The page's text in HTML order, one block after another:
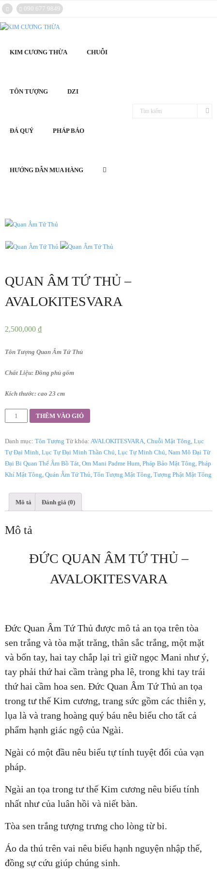
090 677 9849
KIM CƯƠNG THỪA CHUỖI
TÔN TƯỢNG DZI
ĐÁ QUÝ PHÁP BẢO
HƯỚNG DẪN MUA HÀNG
QUAN ÂM TỨ THỦ –
AVALOKITESVARA
2,500,000 ₫
Tôn Tượng Quan Âm Tứ Thủ
Chất Liệu: Đồng phủ gốm
Kích thước: cao 23 cm
THÊM VÀO GIỎ
Danh mục: Tôn Tượng Từ khóa: AVALOKITESVARA, Chuỗi Mật Tông, Lục
Tự Đại Minh, Lục Tự Đại Minh Thần Chú, Lục Tự Minh Chú, Nam Mô Đại Từ
Đại Bi Quan Thế Âm Bồ Tát, Om Mani Padme Hum, Pháp Bảo Mật Tông, Pháp
Khí Mật Tông, Quán Âm Tứ Thủ, Tôn Tượng Mật Tông, Tượng Phật Mật Tông
Mô tả Đánh giá (0)
Mô tả
ĐỨC QUAN ÂM TỨ THỦ –
AVALOKITESVARA
Đức Quan Âm Tứ Thủ được mô tả an tọa trên tòa
sen trắng và tòa mặt trăng, thân sắc trắng, một mặt
và bốn tay, hai tay chắp lại trì giữ ngọc Mani như ý,
tay phải thứ hai cầm tràng pha lê, trong khi tay trái
thứ hai cầm hoa sen. Đức Quan Âm Tứ Thủ an tọa
trong tư thế Kim cương, trang sức gồm các thiên y,
lụa là và trang hoàng quý báu nêu biểu cho tất cả
phẩm hạnh giác ngộ của Ngài.
Ngài có một đầu nêu biểu tự tính tuyệt đối của vạn
pháp.
Ngài an tọa trong tư thế Kim cương nêu biểu tính
nhất như của luân hồi và niết bàn.
Tòa sen trắng tượng trưng cho lòng từ bi.
Áo da thú trên vai nêu biểu hạnh nguyện nhập thế,
đồng sự cứu giúp chúng sinh.